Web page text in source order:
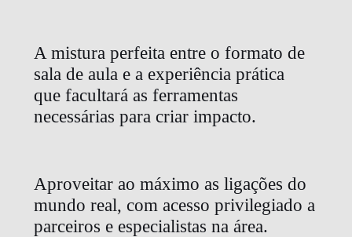
A mistura perfeita entre o formato de
sala de aula e a experiência prática
que facultará as ferramentas
necessárias para criar impacto.
Aproveitar ao máximo as ligações do
mundo real, com acesso privilegiado a
parceiros e especialistas na área.